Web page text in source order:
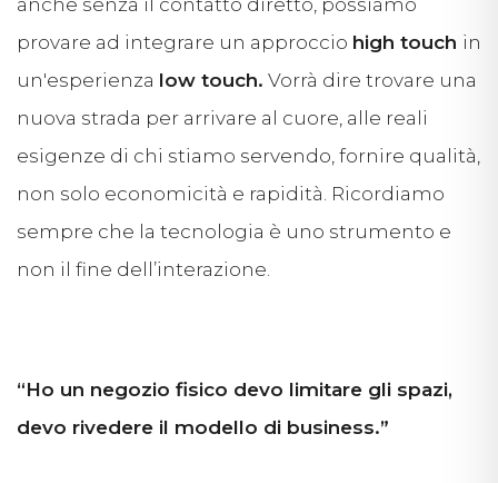
provare ad integrare un approccio high touch in
un'esperienza low touch. Vorrà dire trovare una
nuova strada per arrivare al cuore, alle reali
esigenze di chi stiamo servendo, fornire qualità,
non solo economicità e rapidità. Ricordiamo
sempre che la tecnologia è uno strumento e
non il fine dell’interazione.
“Ho un negozio fisico devo limitare gli spazi,
devo rivedere il modello di business.”